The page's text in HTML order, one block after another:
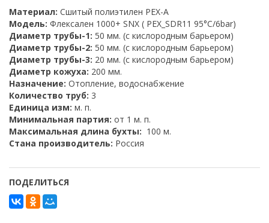
Материал: Сшитый полиэтилен PEX-A
Модель: Флексален 1000+ SNX ( PEX_SDR11 95°C/6bar)
Диаметр трубы-1: 50 мм. (с кислородным барьером)
Диаметр трубы-2: 50 мм. (с кислородным барьером)
Диаметр трубы-3: 20 мм. (с кислородным барьером)
Диаметр кожуха: 200 мм.
Назначение: Отопление, водоснабжение
Количество труб: 3
Единица изм: м. п.
Минимальная партия: от 1 м. п.
Максимальная длина бухты: 100 м.
Стана производитель: Россия
ПОДЕЛИТЬСЯ